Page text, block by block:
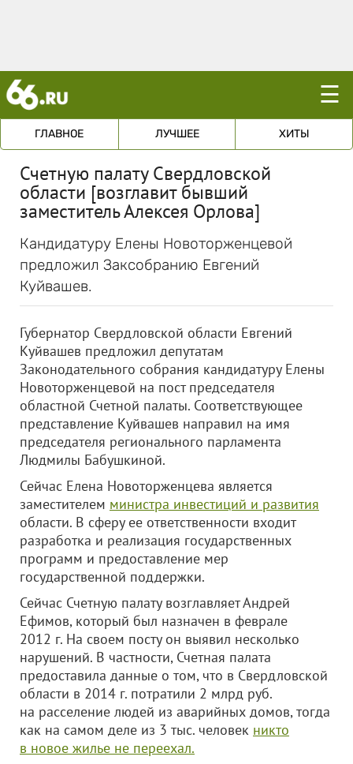
☰
ГЛАВНОЕ ЛУЧШЕЕ ХИТЫ
Счетную палату Свердловской
области [возглавит бывший
заместитель Алексея Орлова]
Кандидатуру Елены Новоторженцевой
предложил Заксобранию Евгений
Куйвашев.
Губернатор Свердловской области Евгений
Куйвашев предложил депутатам
Законодательного собрания кандидатуру Елены
Новоторженцевой на пост председателя
областной Счетной палаты. Соответствующее
представление Куйвашев направил на имя
председателя регионального парламента
Людмилы Бабушкиной.
Сейчас Елена Новоторженцева является
заместителем министра инвестиций и развития
области. В сферу ее ответственности входит
разработка и реализация государственных
программ и предоставление мер
государственной поддержки.
Сейчас Счетную палату возглавляет Андрей
Ефимов, который был назначен в феврале
2012 г. На своем посту он выявил несколько
нарушений. В частности, Счетная палата
предоставила данные о том, что в Свердловской
области в 2014 г. потратили 2 млрд руб.
на расселение людей из аварийных домов, тогда
как на самом деле из 3 тыс. человек никто
в новое жилье не переехал.